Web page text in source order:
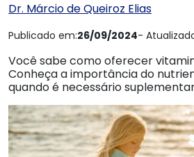
Dr. Márcio de Queiroz Elias
Publicado em:26/09/2024-
Você sabe como oferecer
Conheça a importância do
quando é necessário